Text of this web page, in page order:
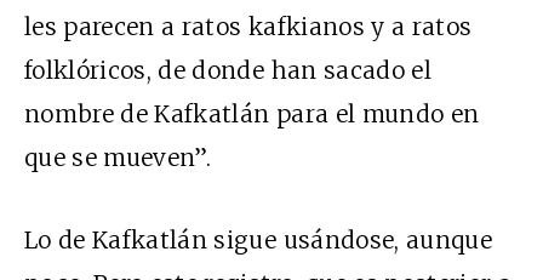
les parecen a ratos kafkianos y a ratos
folklóricos, de donde han sacado el
nombre de Kafkatlán para el mundo en
que se mueven”.
Lo de Kafkatlán sigue usándose, aunque